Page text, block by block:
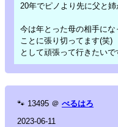
20年でピノより先に父と姉
今は年とった母の相手に
ことに張り切ってます(笑
として頑張って行きたいで
🐾 13495 ＠ べるはろ
2023-06-11